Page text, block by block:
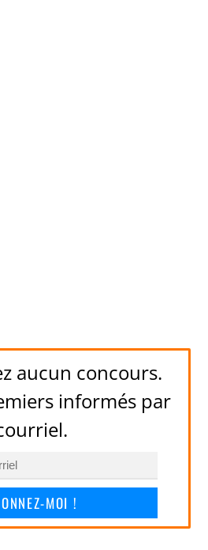
aucun concours.
informés par
MOI !